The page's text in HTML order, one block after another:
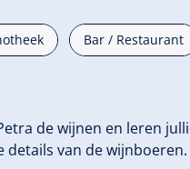
Bar / Restaurant
de wijnen en leren
details van de wijnboeren.